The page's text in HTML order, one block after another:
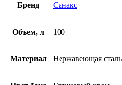
Бренд Санакс
Объем, л 100
Материал Нержавеющая сталь